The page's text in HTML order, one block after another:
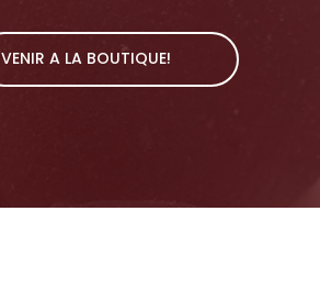
VENIR A LA BOUTIQUE!